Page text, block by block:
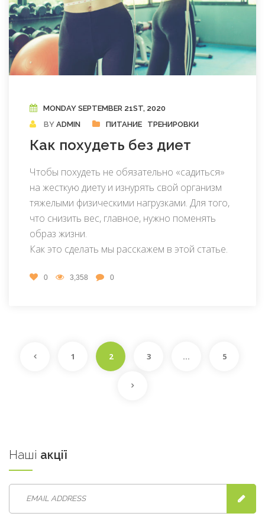
MONDAY SEPTEMBER 21ST, 2020
BY ADMIN ПИТАНИЕ ТРЕНИРОВКИ
Как похудеть без диет
Чтобы похудеть не обязательно «садиться»
на жесткую диету и изнурять свой организм
тяжелыми физическими нагрузками. Для того,
что снизить вес, главное, нужно поменять
образ жизни.
Как это сделать мы расскажем в этой статье.
0 3,358 0
1 2 3 … 5
Наші акції